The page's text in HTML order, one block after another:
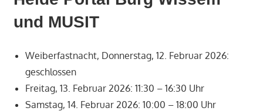
und MUSIT
Weiberfastnacht, Donnerstag, 12. Februar 2026:
geschlossen
Freitag, 13. Februar 2026: 11:30 – 16:30 Uhr
Samstag, 14. Februar 2026: 10:00 – 18:00 Uhr